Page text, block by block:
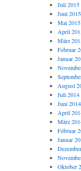
Juli 2015
Juni 2015
Mai 2015
April
März
Februar
Januar
August
Juli 2014
Juni 2014
April
März
Februar
Januar
Oktober